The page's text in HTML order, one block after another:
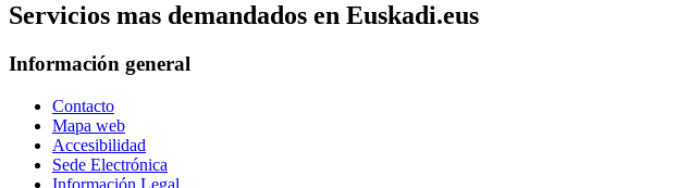
Servicios mas demandados en Euskadi.eus
Información general
Contacto
Mapa web
Accesibilidad
Sede Electrónica
Información Legal